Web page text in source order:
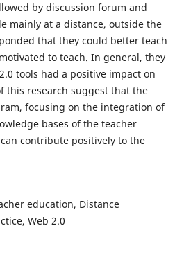
by discussion forum and
mainly at a distance, outside the
that they could better teach
to teach. In general, they
tools had a positive impact on
this research suggest that the
focusing on the integration of
bases of the teacher
contribute positively to the
education, Distance
Web 2.0